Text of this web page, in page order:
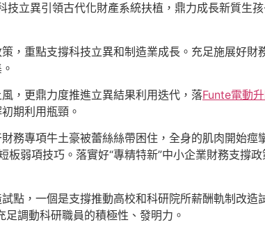
立異引領古代化財產系統扶植，鼎力成長新質生
，重點支撐科技立異和制造業成長。充足施展好財
，更鼎力度推進立異結果利用迭代，落Funte電動
期利用瓶頸。
務專項牛土豪被蕾絲絲帶困住，全身的肌肉開始痙
弱項技巧。落實好“專精特新”中小企業財務支撐
點，一個是支撐推動高校和科研院所薪酬軌制改
足調動科研職員的積極性、發明力。